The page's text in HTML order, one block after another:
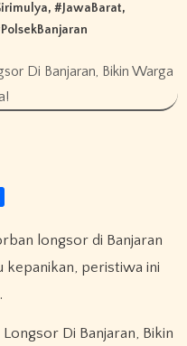
, #JawaBarat,
PolsekBanjaran
Di Banjaran, Bikin Warga
a
e
kepanikan, peristiwa ini